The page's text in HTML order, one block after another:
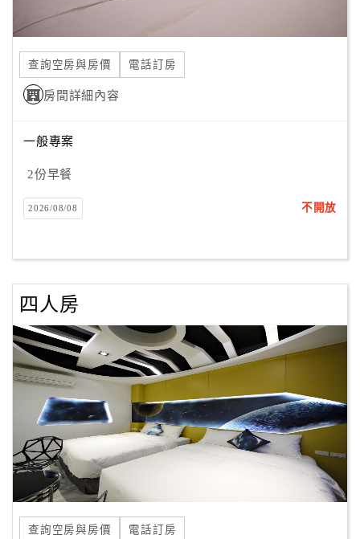
訂
單
管
理
員
戶
客
服
聯
單
客
服
紅
查詢空房與房價 電話訂房
房間詳細內容
一般專案
2份早餐
2026/08/08 不開放
四人房
查詢空房與房價 電話訂房